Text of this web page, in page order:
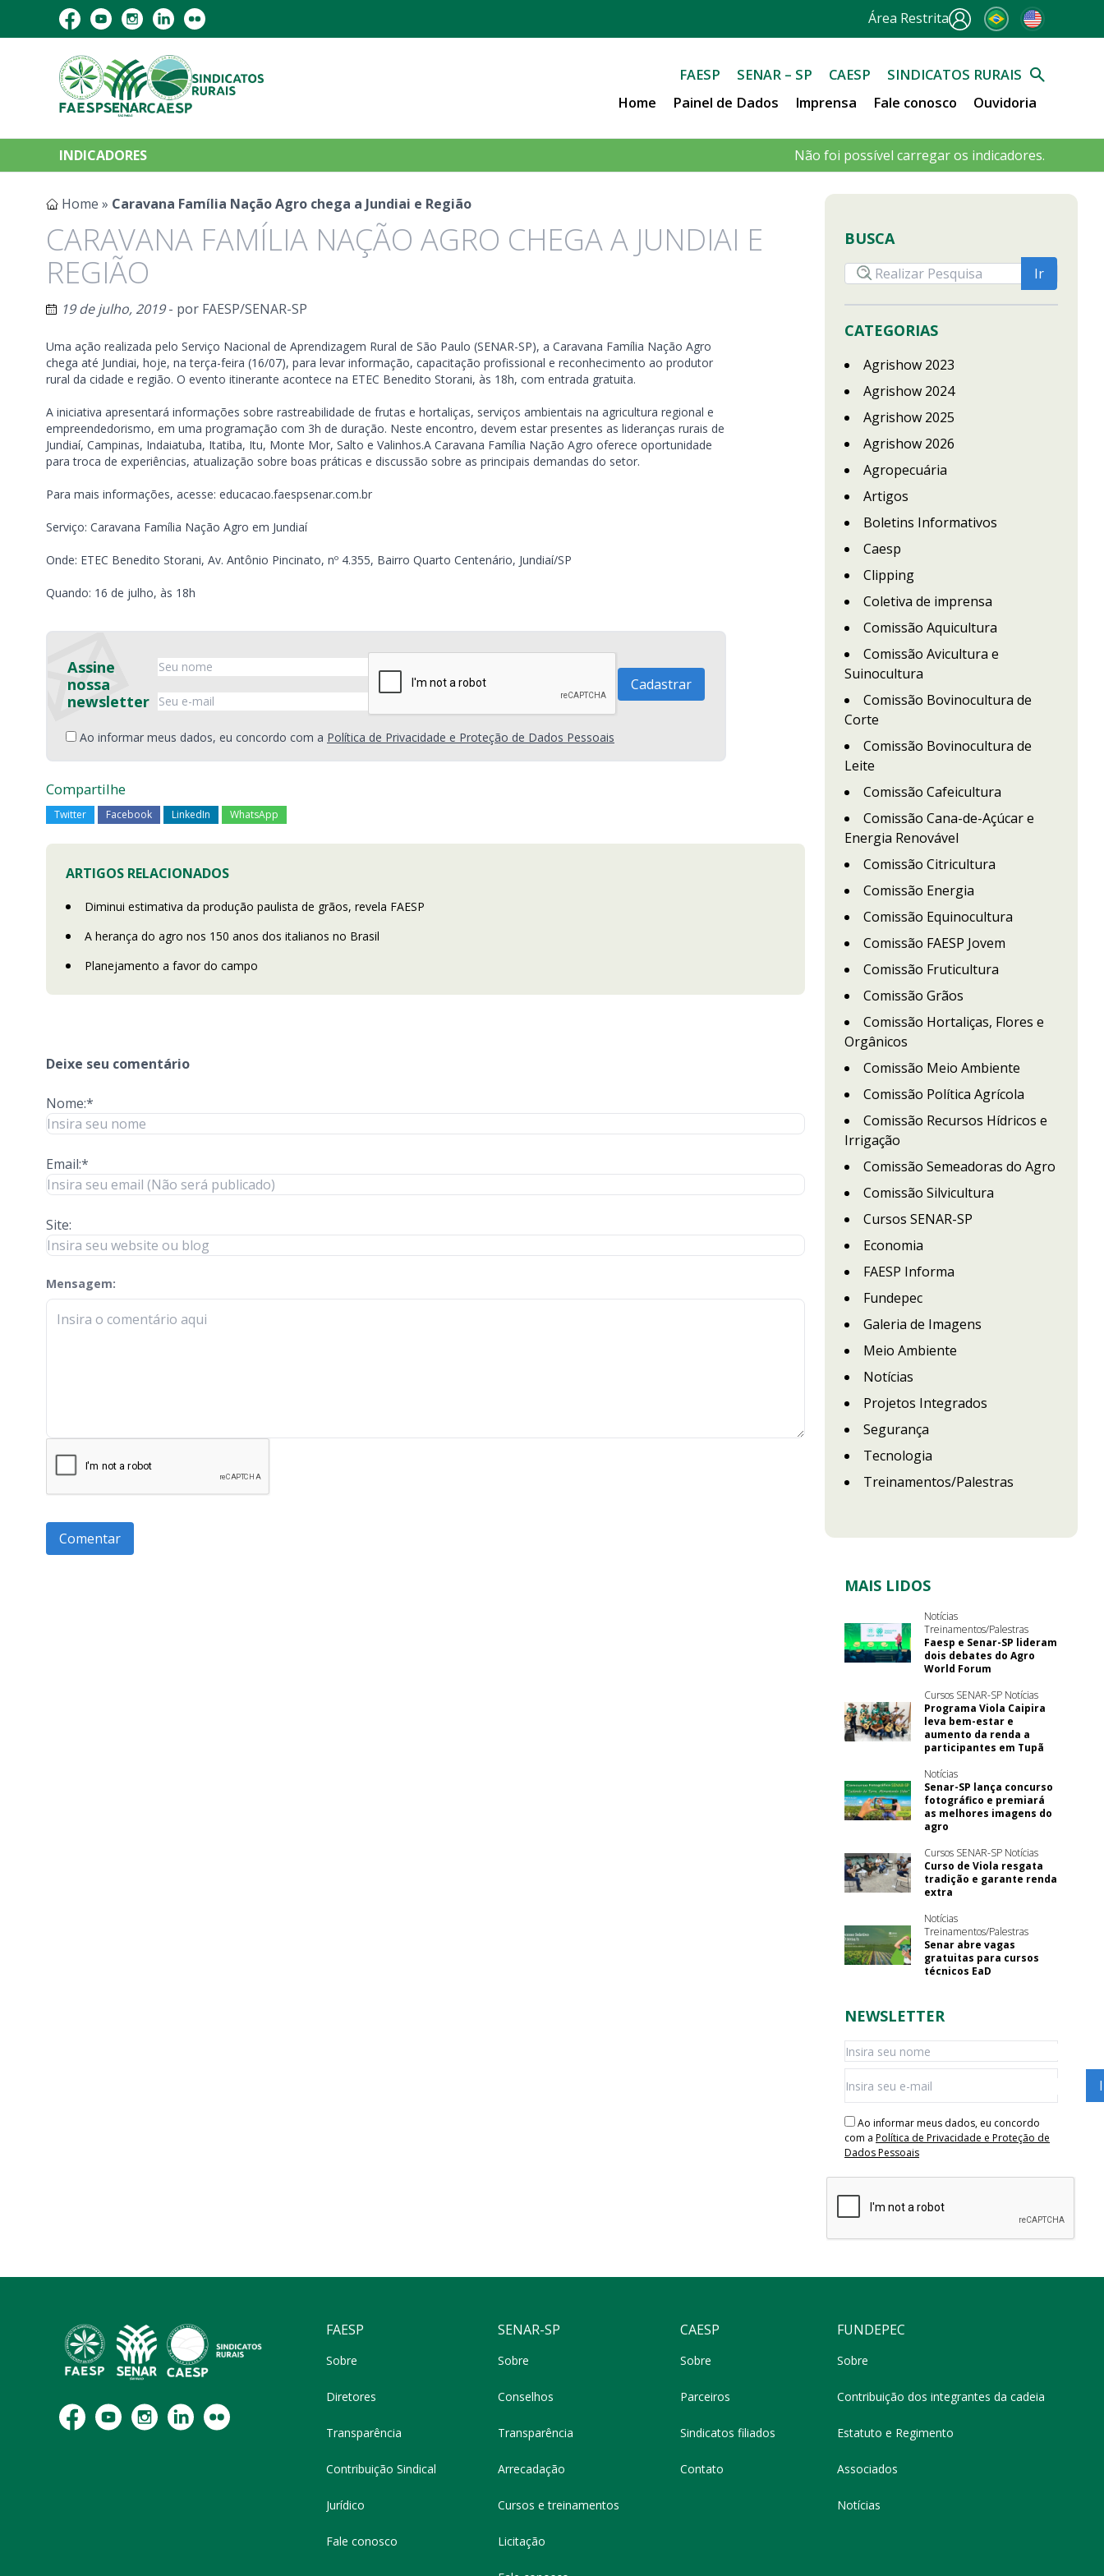
Área Restrita
FAESP SENAR – SP CAESP
SINDICATOS RURAIS
Home
Painel de Dados Imprensa Fale conosco Ouvidoria
INDICADORES Não foi possível carregar os indicadores.
Home » Caravana Família Nação Agro chega a Jundiai e Região
CARAVANA FAMÍLIA NAÇÃO AGRO CHEGA A JUNDIAI E
REGIÃO
19 de julho, 2019- por FAESP/SENAR-SP
Uma ação realizada pelo Serviço Nacional de Aprendizagem Rural de São Paulo (SENAR-SP), a Caravana Família Nação Agro
chega até Jundiai, hoje, na terça-feira (16/07), para levar informação, capacitação profissional e reconhecimento ao produtor
rural da cidade e região. O evento itinerante acontece na ETEC Benedito Storani, às 18h, com entrada gratuita.
A iniciativa apresentará informações sobre rastreabilidade de frutas e hortaliças, serviços ambientais na agricultura regional e
empreendedorismo, em uma programação com 3h de duração. Neste encontro, devem estar presentes as lideranças rurais de
Jundiaí, Campinas, Indaiatuba, Itatiba, Itu, Monte Mor, Salto e Valinhos.A Caravana Família Nação Agro oferece oportunidade
para troca de experiências, atualização sobre boas práticas e discussão sobre as principais demandas do setor.
Para mais informações, acesse: educacao.faespsenar.com.br
Serviço: Caravana Família Nação Agro em Jundiaí
Onde: ETEC Benedito Storani, Av. Antônio Pincinato, nº 4.355, Bairro Quarto Centenário, Jundiaí/SP
Quando: 16 de julho, às 18h
Assine
nossa
newsletter
Ao informar meus dados, eu concordo com a Política de Privacidade e Proteção de Dados Pessoais
Compartilhe
Twitter Facebook LinkedIn WhatsApp
ARTIGOS RELACIONADOS
Diminui estimativa da produção paulista de grãos, revela FAESP
A herança do agro nos 150 anos dos italianos no Brasil
Planejamento a favor do campo
Deixe seu comentário
Nome:*
Email:*
Site:
Mensagem:
check-terms
BUSCA
CATEGORIAS
Agrishow 2023
Agrishow 2024
Agrishow 2025
Agrishow 2026
Agropecuária
Artigos
Boletins Informativos
Caesp
Clipping
Coletiva de imprensa
Comissão Aquicultura
Comissão Avicultura e
Suinocultura
Comissão Bovinocultura de
Corte
Comissão Bovinocultura de
Leite
Comissão Cafeicultura
Comissão Cana-de-Açúcar e
Energia Renovável
Comissão Citricultura
Comissão Energia
Comissão Equinocultura
Comissão FAESP Jovem
Comissão Fruticultura
Comissão Grãos
Comissão Hortaliças, Flores e
Orgânicos
Comissão Meio Ambiente
Comissão Política Agrícola
Comissão Recursos Hídricos e
Irrigação
Comissão Semeadoras do Agro
Comissão Silvicultura
Cursos SENAR-SP
Economia
FAESP Informa
Fundepec
Galeria de Imagens
Meio Ambiente
Notícias
Projetos Integrados
Segurança
Tecnologia
Treinamentos/Palestras
MAIS LIDOS
Notícias
Treinamentos/Palestras
Faesp e Senar-SP lideram
dois debates do Agro
World Forum
Cursos SENAR-SP Notícias
Programa Viola Caipira
leva bem-estar e
aumento da renda a
participantes em Tupã
Notícias
Senar-SP lança concurso
fotográfico e premiará
as melhores imagens do
agro
Cursos SENAR-SP Notícias
Curso de Viola resgata
tradição e garante renda
extra
Notícias
Treinamentos/Palestras
Senar abre vagas
gratuitas para cursos
técnicos EaD
NEWSLETTER
Ao informar meus dados, eu concordo
com a Política de Privacidade e Proteção de
Dados Pessoais
FAESP
Sobre
Diretores
Transparência
Contribuição Sindical
Jurídico
Fale conosco
SENAR-SP
Sobre
Conselhos
Transparência
Arrecadação
Cursos e treinamentos
Licitação
CAESP
Sobre
Parceiros
Sindicatos filiados
Contato
FUNDEPEC
Sobre
Contribuição dos integrantes da cadeia
Estatuto e Regimento
Associados
Notícias